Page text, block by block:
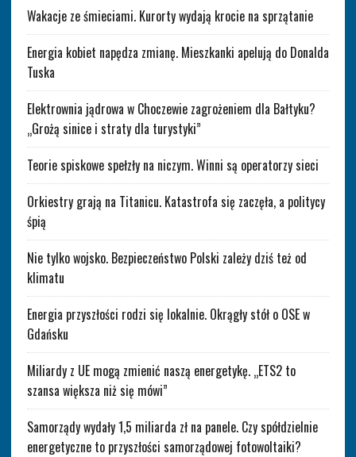
Wakacje ze śmieciami. Kurorty wydają krocie na sprzątanie
Energia kobiet napędza zmianę. Mieszkanki apelują do Donalda
Tuska
Elektrownia jądrowa w Choczewie zagrożeniem dla Bałtyku?
„Grożą sinice i straty dla turystyki”
Teorie spiskowe spełzły na niczym. Winni są operatorzy sieci
Orkiestry grają na Titanicu. Katastrofa się zaczęła, a politycy
śpią
Nie tylko wojsko. Bezpieczeństwo Polski zależy dziś też od
klimatu
Energia przyszłości rodzi się lokalnie. Okrągły stół o OSE w
Gdańsku
Miliardy z UE mogą zmienić naszą energetykę. „ETS2 to
szansa większa niż się mówi”
Samorządy wydały 1,5 miliarda zł na panele. Czy spółdzielnie
energetyczne to przyszłości samorządowej fotowoltaiki?